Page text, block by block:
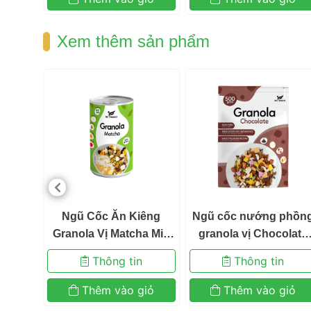
Xem thêm sản phẩm
Ngũ Cốc Ăn Kiêng
Granola Vị Matcha Mix
Sữa Chua Sấy Khô
Befresco 300g
Thông tin
Thêm vào giỏ
Ngũ cốc nướng
granola vị Chocolate
380gr
Thông tin
Thêm vào giỏ